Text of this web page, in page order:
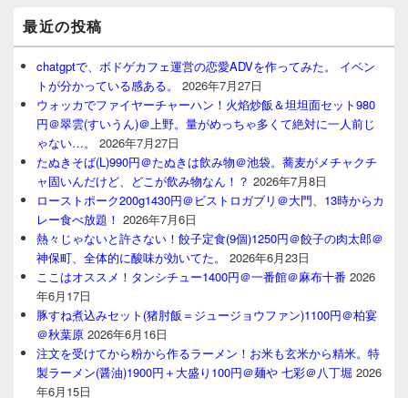
最近の投稿
chatgptで、ボドゲカフェ運営の恋愛ADVを作ってみた。 イベン
トが分かっている感ある。
2026年7月27日
ウォッカでファイヤーチャーハン！火焰炒飯＆坦坦面セット980
円＠翠雲(すいうん)＠上野。量がめっちゃ多くて絶対に一人前じ
ゃない…。
2026年7月27日
たぬきそば(L)990円＠たぬきは飲み物＠池袋。蕎麦がメチャクチ
ャ固いんだけど、どこが飲み物なん！？ 2026年7月8日
ローストポーク200g1430円＠ビストロガブリ＠大門、13時からカ
レー食べ放題！ 2026年7月6日
熱々じゃないと許さない！餃子定食(9個)1250円＠餃子の肉太郎＠
神保町、全体的に酸味が効いてた。
2026年6月23日
ここはオススメ！タンシチュー1400円＠一番館＠麻布十番 2026
年6月17日
豚すね煮込みセット(猪肘飯＝ジュージョウファン)1100円＠柏宴
＠秋葉原 2026年6月16日
注文を受けてから粉から作るラーメン！お米も玄米から精米。特
製ラーメン(醤油)1900円＋大盛り100円＠麺や 七彩＠八丁堀 2026
年6月15日